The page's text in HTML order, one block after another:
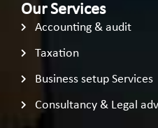
Our Services
Accounting & audit
Taxation
Business setup Services
Consultancy & Legal